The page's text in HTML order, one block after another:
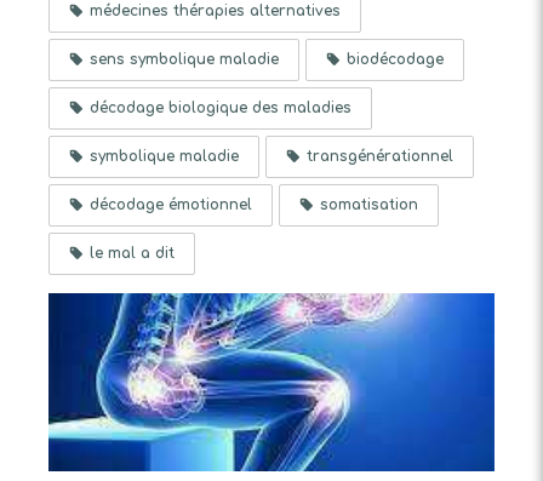
médecines thérapies alternatives
sens symbolique maladie biodécodage
décodage biologique des maladies
symbolique maladie transgénérationnel
décodage émotionnel somatisation
le mal a dit